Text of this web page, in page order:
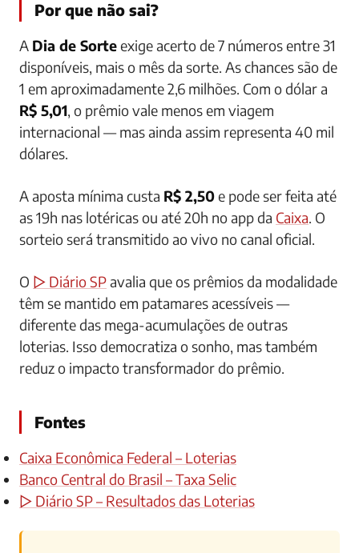
Por que não sai?
A Dia de Sorteexige acerto de 7 números entre 31
disponíveis, mais o mês da sorte. As chances são de
1 em aproximadamente 2,6 milhões. Com o dólar a
R$ 5,01, o prêmio vale menos em viagem
internacional — mas ainda assim representa 40 mil
dólares.
A aposta mínima custa R$ 2,50e pode ser feita até
as 19h nas lotéricas ou até 20h no app da Caixa. O
sorteio será transmitido ao vivo no canal oficial.
O ▷ Diário SPavalia que os prêmios da modalidade
têm se mantido em patamares acessíveis —
diferente das mega-acumulações de outras
loterias. Isso democratiza o sonho, mas também
reduz o impacto transformador do prêmio.
Fontes
Caixa Econômica Federal – Loterias
Banco Central do Brasil – Taxa Selic
▷ Diário SP – Resultados das Loterias